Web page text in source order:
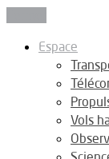
Espace
Vols